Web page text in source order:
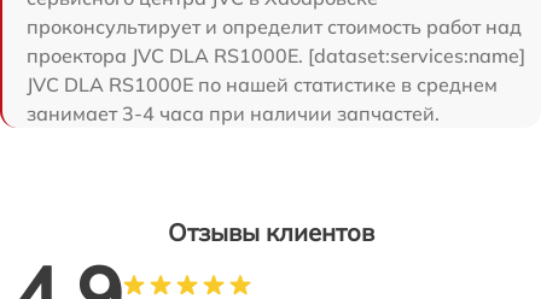
проконсультирует и определит стоимость работ над
проектора JVC DLA RS1000E. [dataset:services:name]
JVC DLA RS1000E по нашей статистике в среднем
занимает 3-4 часа при наличии запчастей.
Отзывы клиентов